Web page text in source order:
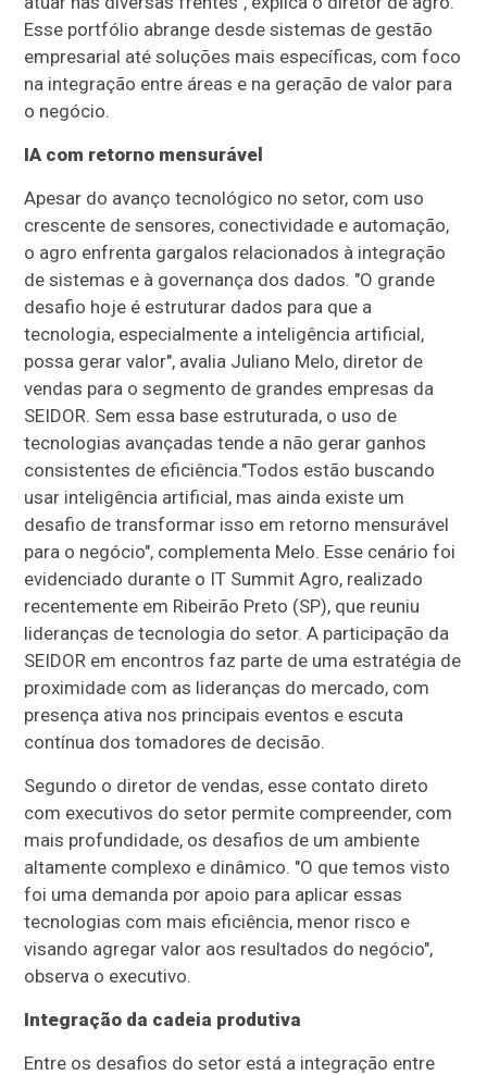
Esse portfólio abrange desde sistemas de gestão
empresarial até soluções mais específicas, com foco
na integração entre áreas e na geração de valor para
o negócio.
IA com retorno mensurável
Apesar do avanço tecnológico no setor, com uso
crescente de sensores, conectividade e automação,
o agro enfrenta gargalos relacionados à integração
de sistemas e à governança dos dados. "O grande
desafio hoje é estruturar dados para que a
tecnologia, especialmente a inteligência artificial,
possa gerar valor", avalia Juliano Melo, diretor de
vendas para o segmento de grandes empresas da
SEIDOR. Sem essa base estruturada, o uso de
tecnologias avançadas tende a não gerar ganhos
consistentes de eficiência."Todos estão buscando
usar inteligência artificial, mas ainda existe um
desafio de transformar isso em retorno mensurável
para o negócio", complementa Melo. Esse cenário foi
evidenciado durante o IT Summit Agro, realizado
recentemente em Ribeirão Preto (SP), que reuniu
lideranças de tecnologia do setor. A participação da
SEIDOR em encontros faz parte de uma estratégia de
proximidade com as lideranças do mercado, com
presença ativa nos principais eventos e escuta
contínua dos tomadores de decisão.
Segundo o diretor de vendas, esse contato direto
com executivos do setor permite compreender, com
mais profundidade, os desafios de um ambiente
altamente complexo e dinâmico. "O que temos visto
foi uma demanda por apoio para aplicar essas
tecnologias com mais eficiência, menor risco e
visando agregar valor aos resultados do negócio",
observa o executivo.
Integração da cadeia produtiva
Entre os desafios do setor está a integração entre